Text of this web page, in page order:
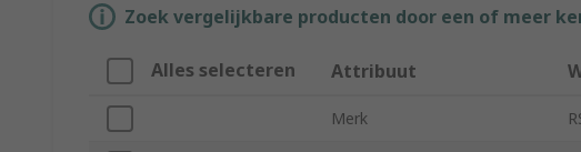
Zoek vergelijkbare producten door een of meer
Alles selecteren Attribuut
Merk